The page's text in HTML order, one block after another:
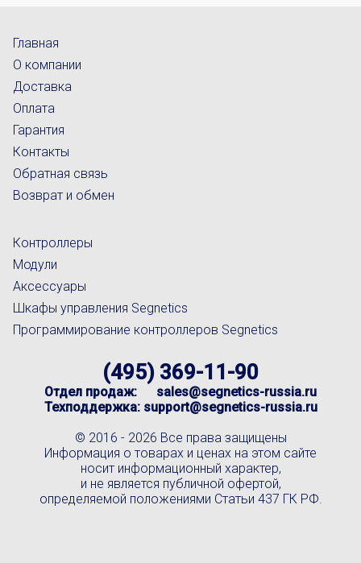
Главная
О компании
Доставка
Оплата
Гарантия
Контакты
Обратная связь
Возврат и обмен
Контроллеры
Модули
Аксессуары
Шкафы управления Segnetics
Программирование контроллеров Segnetics
(495) 369-11-90
Отдел продаж: sales@segnetics-russia.ru
Техподдержка: support@segnetics-russia.ru
© 2016 - 2026 Все права защищены
Информация о товарах и ценах на этом сайте
носит информационный характер,
и не является публичной офертой,
определяемой положениями Статьи 437 ГК РФ.